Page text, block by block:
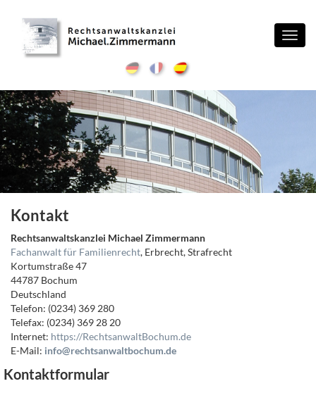
Kontakt
Rechtsanwaltskanzlei Michael Zimmermann
Fachanwalt für Familienrecht, Erbrecht, Strafrecht
Kortumstraße 47
44787 Bochum
Deutschland
Telefon: (0234) 369 280
Telefax: (0234) 369 28 20
Internet: https://RechtsanwaltBochum.de
E-Mail: info@rechtsanwaltbochum.de
Kontaktformular